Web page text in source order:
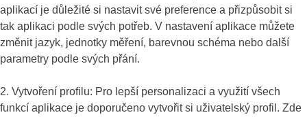
aplikací je důležité si nastavit své preference a přizpůsobit si
tak aplikaci podle svých potřeb. V nastavení aplikace můžete
změnit jazyk, jednotky měření, barevnou schéma nebo další
parametry podle svých přání.
2. Vytvoření profilu: Pro lepší personalizaci a využití všech
funkcí aplikace je doporučeno vytvořit si uživatelský profil. Zde